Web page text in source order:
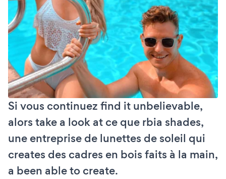
Si vous continuez find it unbelievable,
alors take a look at ce que rbia shades,
une entreprise de lunettes de soleil qui
creates des cadres en bois faits à la main,
a been able to create.